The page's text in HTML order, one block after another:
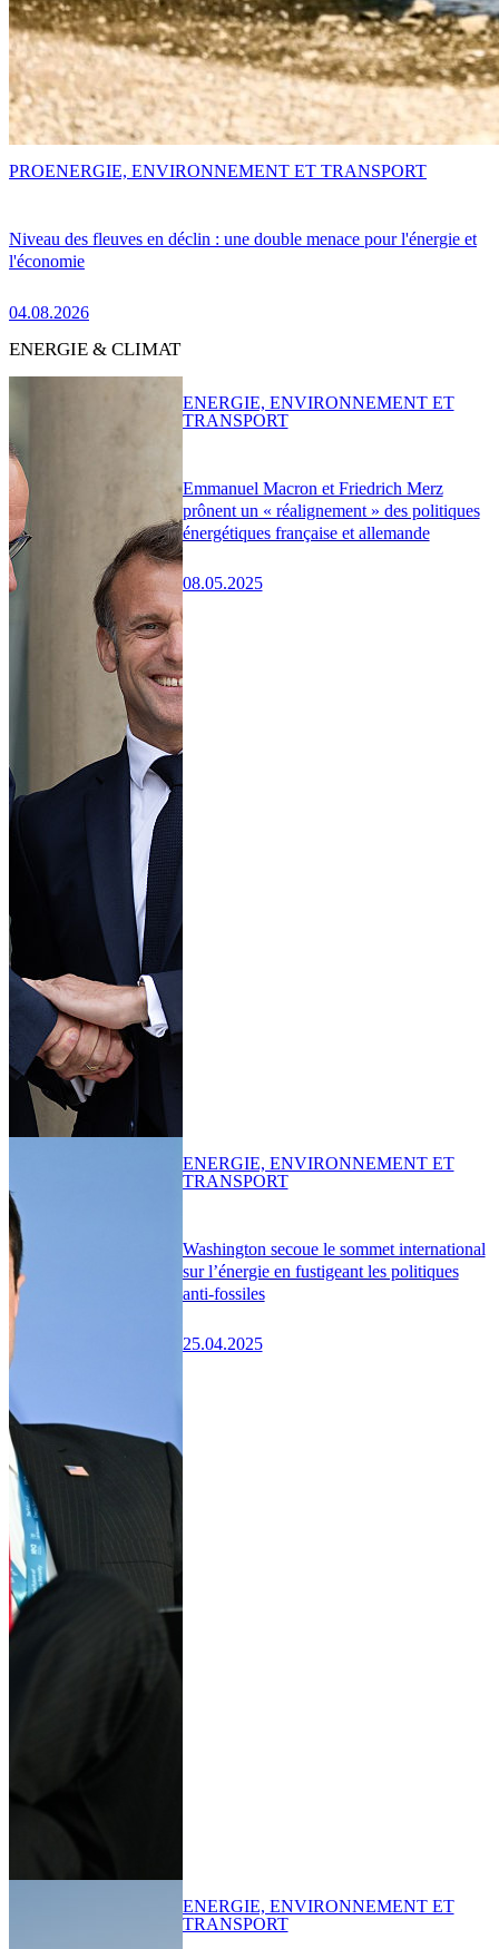
Niveau des fleuves en déclin : une double menace pour l'énergie et
l'économie
04.08.2026
PROENERGIE, ENVIRONNEMENT ET TRANSPORT
ENERGIE & CLIMAT
Emmanuel Macron et Friedrich Merz
prônent un « réalignement » des politiques
énergétiques française et allemande
08.05.2025
ENERGIE, ENVIRONNEMENT ET
TRANSPORT
Washington secoue le sommet international
sur l’énergie en fustigeant les politiques
anti-fossiles
25.04.2025
ENERGIE, ENVIRONNEMENT ET
TRANSPORT
ENERGIE, ENVIRONNEMENT ET
TRANSPORT